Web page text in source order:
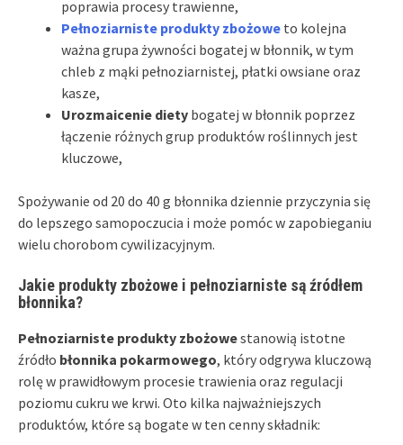
poprawia procesy trawienne,
Pełnoziarniste produkty zbożowe to kolejna
ważna grupa żywności bogatej w błonnik, w tym
chleb z mąki pełnoziarnistej, płatki owsiane oraz
kasze,
Urozmaicenie diety bogatej w błonnik poprzez
łączenie różnych grup produktów roślinnych jest
kluczowe,
Spożywanie od 20 do 40 g błonnika dziennie przyczynia się
do lepszego samopoczucia i może pomóc w zapobieganiu
wielu chorobom cywilizacyjnym.
Jakie produkty zbożowe i pełnoziarniste są źródłem
błonnika?
Pełnoziarniste produkty zbożowestanowią istotne
źródło błonnika pokarmowego, który odgrywa kluczową
rolę w prawidłowym procesie trawienia oraz regulacji
poziomu cukru we krwi. Oto kilka najważniejszych
produktów, które są bogate w ten cenny składnik: